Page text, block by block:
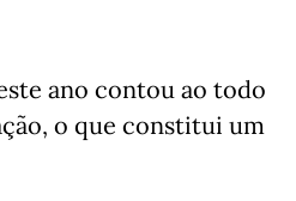
ano contou ao todo
o que constitui um